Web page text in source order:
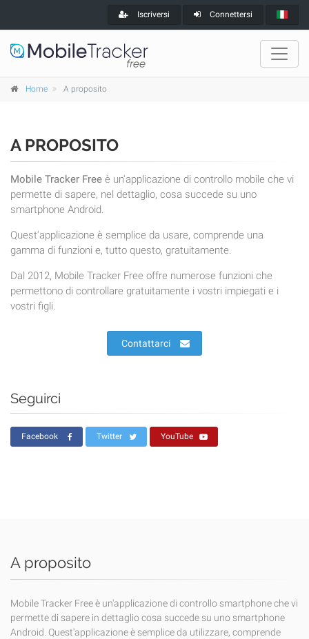
Iscriversi Connettersi
Home A proposito
A PROPOSITO
Mobile Tracker Free è un'applicazione di controllo mobile che vi
permette di sapere, nel dettaglio, cosa succede su uno
smartphone Android.
Quest'applicazione è semplice da usare, comprende una
gamma di funzioni e, tutto questo, gratuitamente.
Dal 2012, Mobile Tracker Free offre numerose funzioni che
permettono di controllare gratuitamente i vostri impiegati e i
vostri figli.
Contattarci
Seguirci
Facebook Twitter YouTube
A proposito
Mobile Tracker Free è un'applicazione di controllo smartphone che vi
permette di sapere in dettaglio cosa succede su uno smartphone
Android. Quest'applicazione è semplice da utilizzare, comprende